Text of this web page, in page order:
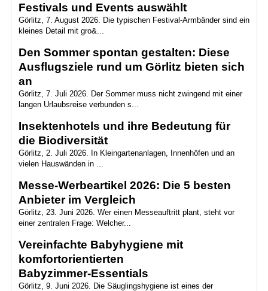
Festivals und Events auswählt
Görlitz, 7. August 2026. Die typischen Festival-Armbänder sind ein
kleines Detail mit gro&...
Den Sommer spontan gestalten: Diese
Ausflugsziele rund um Görlitz bieten sich
an
Görlitz, 7. Juli 2026. Der Sommer muss nicht zwingend mit einer
langen Urlaubsreise verbunden s...
Insektenhotels und ihre Bedeutung für
die Biodiversität
Görlitz, 2. Juli 2026. In Kleingartenanlagen, Innenhöfen und an
vielen Hauswänden in ...
Messe-Werbeartikel 2026: Die 5 besten
Anbieter im Vergleich
Görlitz, 23. Juni 2026. Wer einen Messeauftritt plant, steht vor
einer zentralen Frage: Welcher...
Vereinfachte Babyhygiene mit
komfortorientierten
Babyzimmer‑Essentials
Görlitz, 9. Juni 2026. Die Säuglingshygiene ist eines der